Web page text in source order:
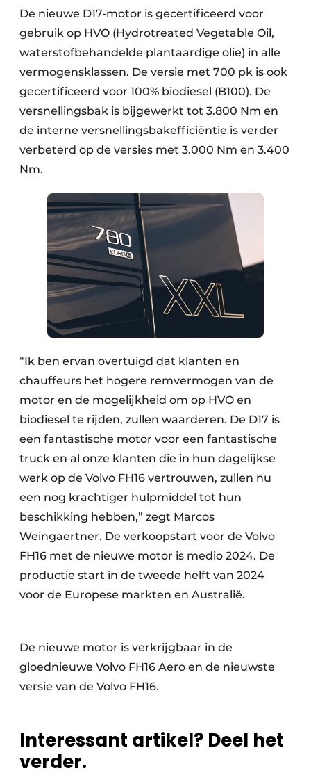
De nieuwe D17-motor is gecertificeerd voor
gebruik op HVO (Hydrotreated Vegetable Oil,
waterstofbehandelde plantaardige olie) in alle
vermogensklassen. De versie met 700 pk is ook
gecertificeerd voor 100% biodiesel (B100). De
versnellingsbak is bijgewerkt tot 3.800 Nm en
de interne versnellingsbakefficiëntie is verder
verbeterd op de versies met 3.000 Nm en 3.400
Nm.
“Ik ben ervan overtuigd dat klanten en
chauffeurs het hogere remvermogen van de
motor en de mogelijkheid om op HVO en
biodiesel te rijden, zullen waarderen. De D17 is
een fantastische motor voor een fantastische
truck en al onze klanten die in hun dagelijkse
werk op de Volvo FH16 vertrouwen, zullen nu
een nog krachtiger hulpmiddel tot hun
beschikking hebben,” zegt Marcos
Weingaertner. De verkoopstart voor de Volvo
FH16 met de nieuwe motor is medio 2024. De
productie start in de tweede helft van 2024
voor de Europese markten en Australië.
De nieuwe motor is verkrijgbaar in de
gloednieuwe Volvo FH16 Aero en de nieuwste
versie van de Volvo FH16.
Interessant artikel? Deel het
verder.